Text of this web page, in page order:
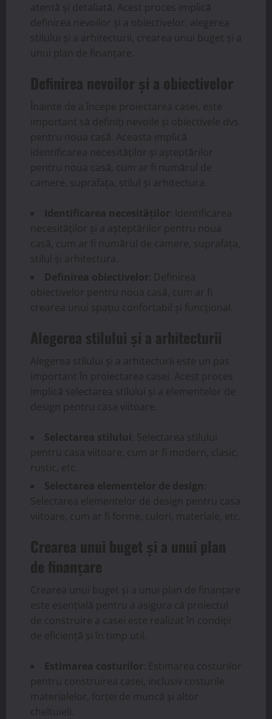
atentă și detaliată. Acest proces implică
definirea nevoilor și a obiectivelor, alegerea
stilului și a arhitecturii, crearea unui buget și a
unui plan de finanțare.
Definirea nevoilor și a obiectivelor
Înainte de a începe proiectarea casei, este
important să definiți nevoile și obiectivele dvs.
pentru noua casă. Aceasta implică
identificarea necesităților și așteptărilor
pentru noua casă, cum ar fi numărul de
camere, suprafața, stilul și arhitectura.
Identificarea necesităților : Identificarea
necesităților și a așteptărilor pentru noua
casă, cum ar fi numărul de camere, suprafața,
stilul și arhitectura.
Definirea obiectivelor : Definirea
obiectivelor pentru noua casă, cum ar fi
crearea unui spațiu confortabil și funcțional.
Alegerea stilului și a arhitecturii
Alegerea stilului și a arhitecturii este un pas
important în proiectarea casei. Acest proces
implică selectarea stilului și a elementelor de
design pentru casa viitoare.
Selectarea stilului : Selectarea stilului
pentru casa viitoare, cum ar fi modern, clasic,
rustic, etc.
Selectarea elementelor de design
Selectarea elementelor de design pentru casa
viitoare, cum ar fi forme, culori, materiale, etc.
Crearea unui buget și a unui plan
de finanțare
Crearea unui buget și a unui plan de finanțare
este esențială pentru a asigura că proiectul
de construire a casei este realizat în condiții
de eficiență și în timp util.
Estimarea costurilor : Estimarea costurilor
pentru construirea casei, inclusiv costurile
materialelor, forței de muncă și altor
cheltuieli.